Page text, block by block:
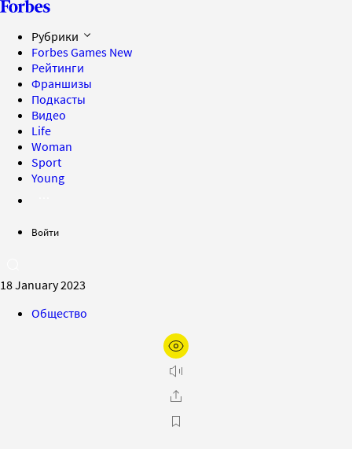
Рубрики
Forbes Games New
Рейтинги
Франшизы
Подкасты
Видео
Life
Woman
Sport
Young
Войти
18 January 2023
Общество